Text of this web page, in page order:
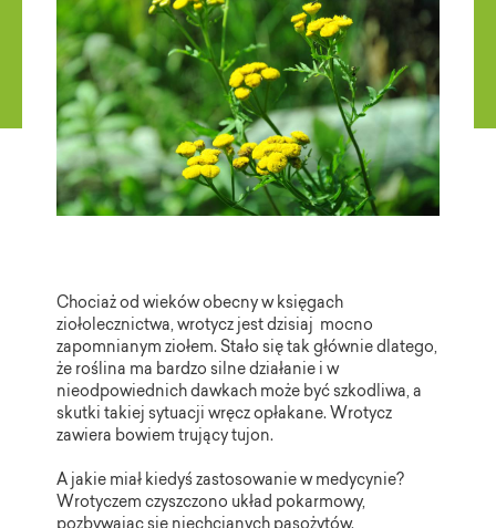
Chociaż od wieków obecny w księgach
ziołolecznictwa, wrotycz jest dzisiaj
mocno
zapomnianym ziołem. Stało się tak głównie dlatego,
że roślina ma bardzo silne działanie i w
nieodpowiednich dawkach może być szkodliwa, a
skutki takiej sytuacji wręcz opłakane. Wrotycz
zawiera bowiem trujący tujon.
A jakie miał kiedyś zastosowanie w medycynie?
Wrotyczem czyszczono układ pokarmowy,